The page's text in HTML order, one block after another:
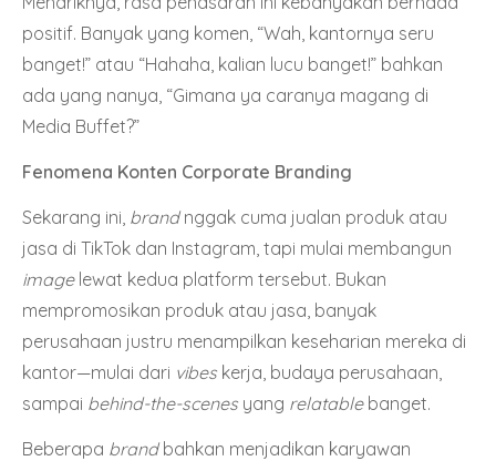
positif. Banyak yang komen, “Wah, kantornya seru
banget!” atau “Hahaha, kalian lucu banget!” bahkan
ada yang nanya, “Gimana ya caranya magang di
Media Buffet?”
Fenomena Konten Corporate Branding
Sekarang ini, brandnggak cuma jualan produk atau
jasa di TikTok dan Instagram, tapi mulai membangun
image lewat kedua platform tersebut. Bukan
mempromosikan produk atau jasa, banyak
perusahaan justru menampilkan keseharian mereka di
kantor—mulai dari vibes kerja, budaya perusahaan,
sampai behind-the-scenes yang relatable banget.
Beberapa brandbahkan menjadikan karyawan